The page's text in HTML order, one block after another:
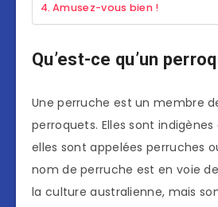
Amusez-vous bien !
Qu’est-ce qu’un
Une perruche est un membre
perroquets. Elles sont indigènes
elles sont appelées perruches
nom de perruche est en voie
la culture australienne, mais